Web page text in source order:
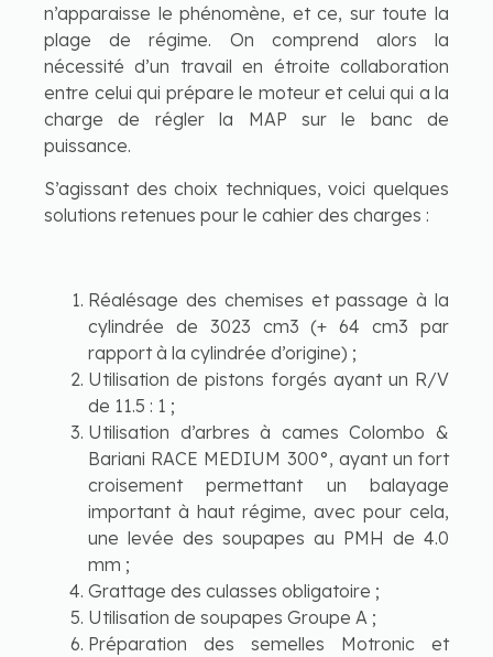
n’apparaisse le phénomène, et ce, sur toute la
plage de régime. On comprend alors la
nécessité d’un travail en étroite collaboration
entre celui qui prépare le moteur et celui qui a la
charge de régler la MAP sur le banc de
puissance.
S’agissant des choix techniques, voici quelques
solutions retenues pour le cahier des charges :
Réalésage des chemises et passage à la
cylindrée de 3023 cm3 (+ 64 cm3 par
rapport à la cylindrée d’origine) ;
Utilisation de pistons forgés ayant un R/V
de 11.5 : 1 ;
Utilisation d’arbres à cames Colombo &
Bariani RACE MEDIUM 300°, ayant un fort
croisement permettant un balayage
important à haut régime, avec pour cela,
une levée des soupapes au PMH de 4.0
mm ;
Grattage des culasses obligatoire ;
Utilisation de soupapes Groupe A ;
Préparation des semelles Motronic et